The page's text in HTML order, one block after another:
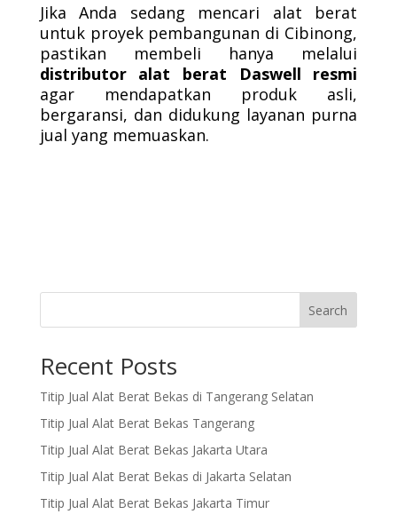
Jika Anda sedang mencari alat berat
untuk proyek pembangunan di Cibinong,
pastikan membeli hanya melalui
distributor alat berat Daswell resmi
agar mendapatkan produk asli,
bergaransi, dan didukung layanan purna
jual yang memuaskan.
Search
Recent Posts
Titip Jual Alat Berat Bekas di Tangerang Selatan
Titip Jual Alat Berat Bekas Tangerang
Titip Jual Alat Berat Bekas Jakarta Utara
Titip Jual Alat Berat Bekas di Jakarta Selatan
Titip Jual Alat Berat Bekas Jakarta Timur